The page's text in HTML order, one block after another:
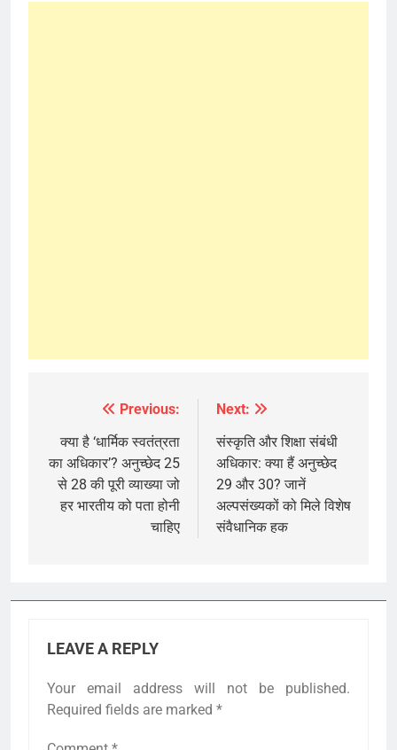
navigation
Previous:
क्या है ‘धार्मिक स्वतंत्रता
का अधिकार’? अनुच्छेद 25
से 28 की पूरी व्याख्या जो
हर भारतीय को पता होनी
चाहिए
Next:
संस्कृति और शिक्षा संबंधी
अधिकार: क्या हैं अनुच्छेद
29 और 30? जानें
अल्पसंख्यकों को मिले विशेष
संवैधानिक हक
LEAVE A REPLY
Your email address will not be published.
Required fields are marked *